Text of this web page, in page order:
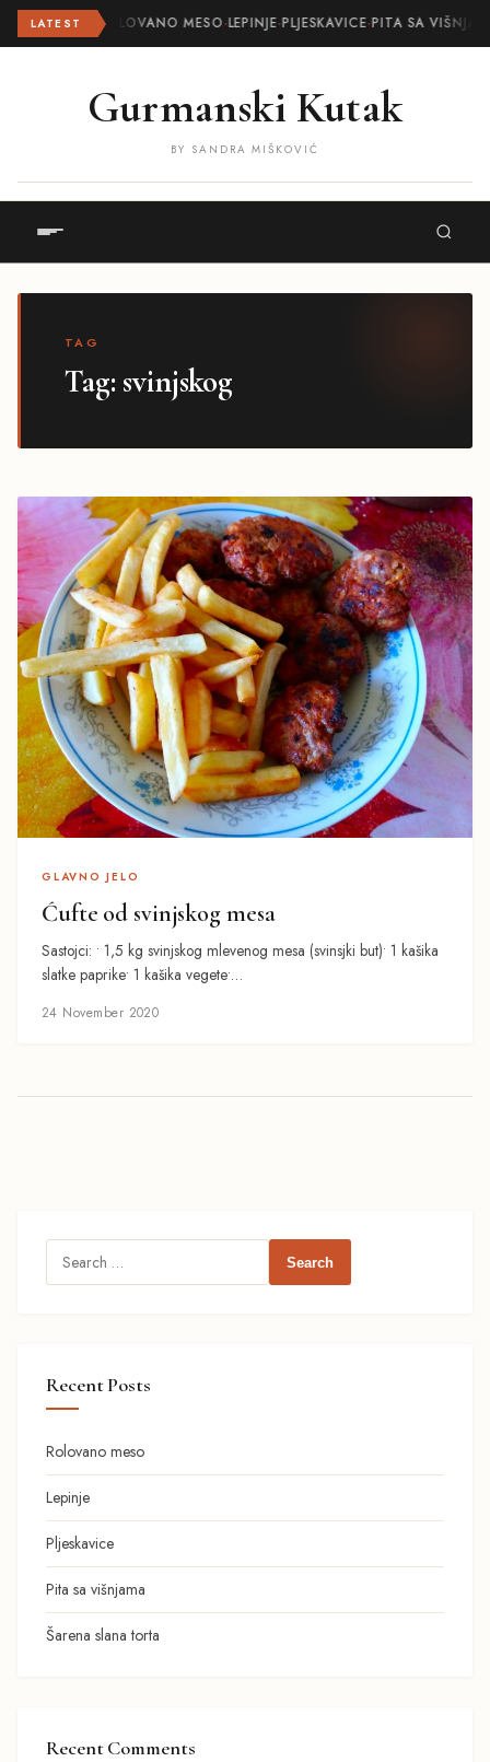
LATEST ROLOVANO MESO·LEPINJE·PLJESKAVICE·PITA SA
Gurmanski Kutak
BY SANDRA MIŠKOVIĆ
TAG
Tag: svinjskog
GLAVNO JELO
Ćufte od svinjskog mesa
Sastojci: • 1,5 kg svinjskog mlevenog mesa (svinsjki but)• 1 kašika
slatke paprike• 1 kašika vegete•…
24 November 2020
Search
for:
Recent Posts
Rolovano meso
Lepinje
Pljeskavice
Pita sa višnjama
Šarena slana torta
Recent Comments